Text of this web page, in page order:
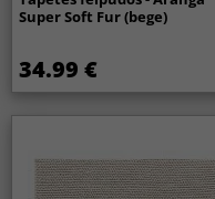
Super Soft Fur (bege)
34.99 €